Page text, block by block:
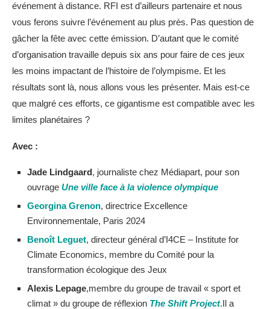
événement à distance. RFI est d’ailleurs partenaire et nous
vous ferons suivre l’événement au plus près. Pas question de
gâcher la fête avec cette émission. D’autant que le comité
d’organisation travaille depuis six ans pour faire de ces jeux
les moins impactant de l’histoire de l’olympisme. Et les
résultats sont là, nous allons vous les présenter. Mais est-ce
que malgré ces efforts, ce gigantisme est compatible avec les
limites planétaires ?
Avec :
Jade Lindgaard, journaliste chez Médiapart, pour son
ouvrage Une ville face à la violence olympique
Georgina Grenon, directrice Excellence
Environnementale, Paris 2024
Benoît Leguet, directeur général d’I4CE – Institute for
Climate Economics, membre du Comité pour la
transformation écologique des Jeux
Alexis Lepage,membre du groupe de travail « sport et
climat » du groupe de réflexion The Shift Project.Il a